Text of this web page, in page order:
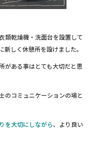
類乾燥機・洗面台を設置して
しく休憩所を設けました。
がある事はとても大切だと思
のコミュニケーションの場と
を大切にしながら、より良い